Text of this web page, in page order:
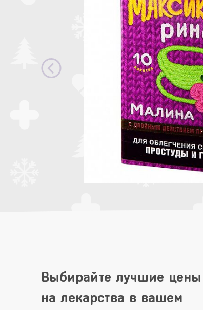
Выбирайте лучшие цены
на лекарства в вашем